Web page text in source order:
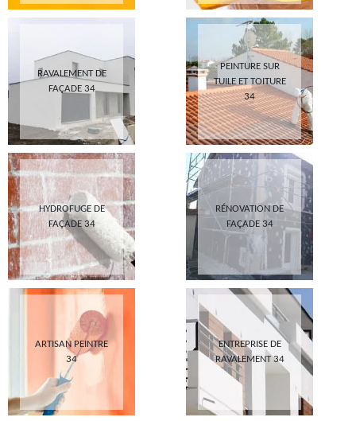
RAVALEMENT DE
FAÇADE 34
PEINTURE SUR
TUILE ET TOITURE
34
HYDROFUGE DE
FAÇADE 34
RÉNOVATION DE
FAÇADE 34
ARTISAN PEINTRE
34
ENTREPRISE DE
RAVALEMENT 34